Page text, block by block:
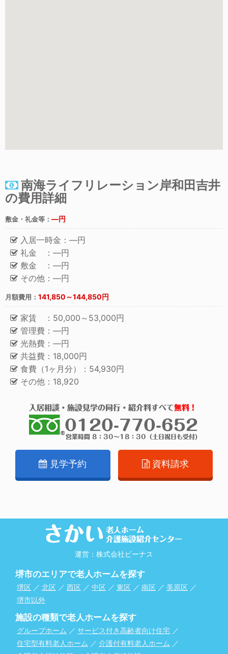
南海ライフリレーション岸和田吉井
の費用詳細
敷金・礼金等： ―円
入居一時金：―円
礼金 ：―円
敷金 ：―円
その他：―円
月額費用： 141,850～144,850円
家賃 ：50,000～53,000円
管理費：―円
光熱費：―円
共益費：18,000円
食費（1ヶ月分）：54,930円
その他：18,920
見学予約 資料請求
運営：株式会社ビーナス
堺市のエリアで老人ホームを探す
堺区 ／ 北区 ／ 西区 ／ 中区 ／ 東区 ／ 南区 ／ 美原区 ／
堺市以外
施設の種類で老人ホームを探す
グループホーム ／ サービス付き高齢者向け住宅 ／
住宅型有料老人ホーム ／ 介護付有料老人ホーム ／